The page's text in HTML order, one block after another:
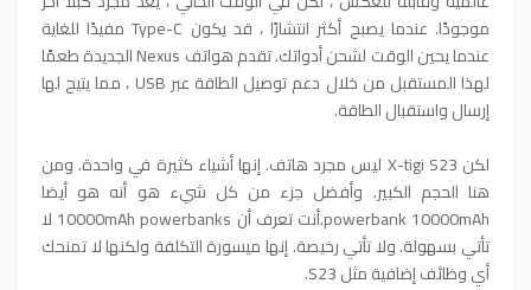
موجودًا. عندما يصبح أكثر انتشارًا ، قد يكون Type-C مفيدًا للغاية
عندما يحين الوقت لشحن أدواتك. تقدم هواتف Nexus الجديدة طعمًا
لهذا المستقبل من خلال دعم توصيل الطاقة عبر USB ، مما يتيح لها
إرسال واستقبال الطاقة.
لكن X-tigi S23 ليس مجرد هاتف. إنها أشياء كثيرة في واحدة. ومن
هنا الحجم الكبير. وأفضل جزء من كل شيء هو أنه هو أيضا
powerbank 10000mAh.أنت تعرف أن 10000mAh powerbanks لا
تأتي بسهولة. ولا تأتي رخيصة. إنها ميسورة التكلفة ولكنها لا تمنحك
أي وظائف إضافية مثل S23.